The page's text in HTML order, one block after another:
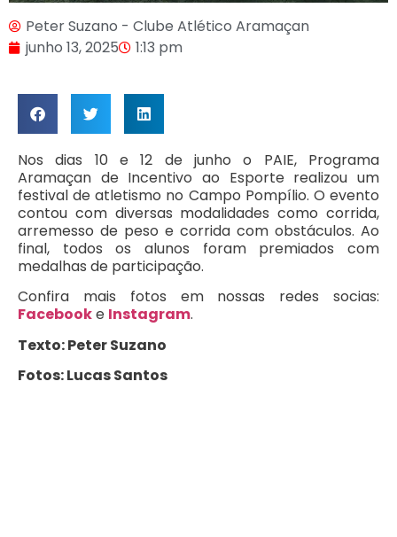
Peter Suzano - Clube Atlético Aramaçan
junho 13, 2025
1:13 pm
Nos dias 10 e 12 de junho o PAIE, Programa
Aramaçan de Incentivo ao Esporte realizou um
festival de atletismo no Campo Pompílio. O evento
contou com diversas modalidades como corrida,
arremesso de peso e corrida com obstáculos. Ao
final, todos os alunos foram premiados com
medalhas de participação.
Confira mais fotos em nossas redes socias:
Facebooke Instagram.
Texto: Peter Suzano
Fotos: Lucas Santos